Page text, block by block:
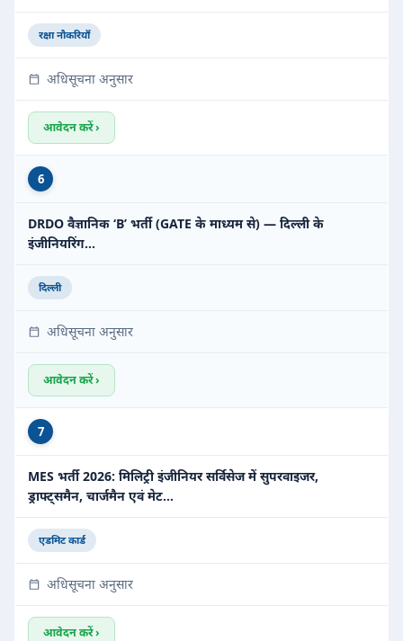
रक्षा नौकरियाँ
अधिसूचना अनुसार
आवेदन करें ›
6
DRDO वैज्ञानिक ‘B’ भर्ती (GATE के माध्यम से) — दिल्ली के
इंजीनियरिंग…
दिल्ली
अधिसूचना अनुसार
आवेदन करें ›
7
MES भर्ती 2026: मिलिट्री इंजीनियर सर्विसेज में सुपरवाइजर,
ड्राफ्ट्समैन, चार्जमैन एवं मेट…
एडमिट कार्ड
अधिसूचना अनुसार
आवेदन करें ›